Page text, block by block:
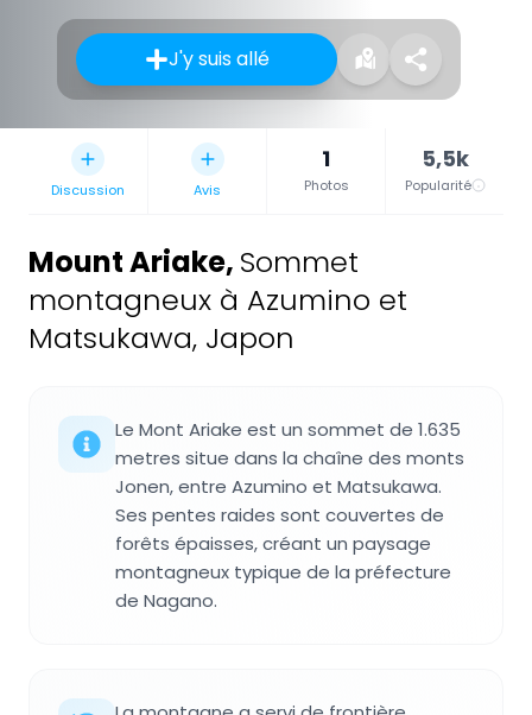
J'y suis allé
Discussion Avis
1
Photos
5,5k
Popularité
Mount Ariake, Sommet
montagneux à Azumino et
Matsukawa, Japon
Le Mont Ariake est un sommet de 1.635
metres situe dans la chaîne des monts
Jonen, entre Azumino et Matsukawa.
Ses pentes raides sont couvertes de
forêts épaisses, créant un paysage
montagneux typique de la préfecture
de Nagano.